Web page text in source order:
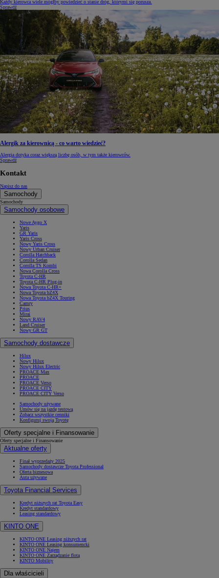
Każdy kierowca wiele mógłby powiedzieć o stanie dróg, którymi się porusza.
Sprawdź
Alergik za kierownicą - co warto wiedzieć?
Alergia dotyka coraz większą liczbę osób, w tym także kierowców.
Sprawdź
Kontakt
Napisz do nas
Samochody
Samochody
Samochody osobowe
Nowe Aygo X
Yaris
GR Yaris
Yaris Cross
Nowy Yaris Cross
Nowy Urban Cruiser
Corolla Hatchback
Corolla Sedan
Corolla TS Kombi
Nowa Corolla Cross
Toyota C-HR
Toyota C-HR Plug-in
Nowa Toyota C-HR+
Nowa Toyota bZ4X
Nowa Toyota bZ4X Touring
Camry
Prius
Mirai
Nowy RAV4
Land Cruiser
Nowy GR GT
Samochody dostawcze
Hilux
Nowy Hilux
Nowy Hilux Electric
PROACE Max
PROACE
PROACE Verso
PROACE CITY
PROACE CITY Verso
Samochody używane
Umów się na jazdę testową
Zobacz wszystkie cenniki
Konfiguruj swoją Toyotę
Oferty specjalne i Finansowanie
Oferty specjalne i Finansowanie
Aktualne oferty
Finał wyprzedaży 2025
Samochody dostawcze Toyota Professional
Oferta biznesowa
Auta używane
Toyota Financial Services
Kredyt niższych rat Toyota Easy
Kredyt standardowy
Leasing standardowy
KINTO ONE
KINTO ONE Leasing niższych rat
KINTO ONE Leasing konsumencki
KINTO ONE Najem
KINTO ONE Zarządzanie flotą
KINTO Mobility
Dla właścicieli